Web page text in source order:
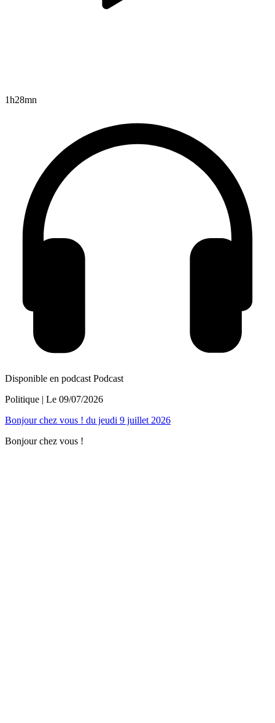
1h28mn
Disponible en podcast Podcast
Politique | Le 09/07/2026
Bonjour chez vous ! du jeudi 9 juillet 2026
Bonjour chez vous !